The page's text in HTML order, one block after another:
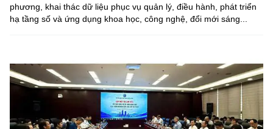
phương, khai thác dữ liệu phục vụ quản lý, điều hành, phát triển
hạ tầng số và ứng dụng khoa học, công nghệ, đổi mới sáng...